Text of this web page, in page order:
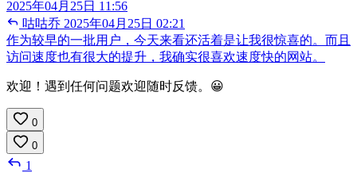
2025年04月25日 11:56
咕咕乔 2025年04月25日 02:21
作为较早的一批用户，今天来看还活着是让我很惊喜的。而且
访问速度也有很大的提升，我确实很喜欢速度快的网站。
欢迎！遇到任何问题欢迎随时反馈。😀
0
0
1